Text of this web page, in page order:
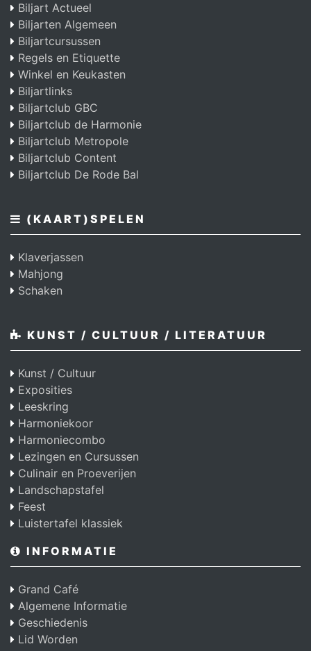
Biljart Actueel
Biljarten Algemeen
Biljartcursussen
Regels en Etiquette
Winkel en Keukasten
Biljartlinks
Biljartclub GBC
Biljartclub de Harmonie
Biljartclub Metropole
Biljartclub Content
Biljartclub De Rode Bal
(KAART)SPELEN
Klaverjassen
Mahjong
Schaken
KUNST / CULTUUR / LITERATUUR
Kunst / Cultuur
Exposities
Leeskring
Harmoniekoor
Harmoniecombo
Lezingen en Cursussen
Culinair en Proeverijen
Landschapstafel
Feest
Luistertafel klassiek
INFORMATIE
Grand Café
Algemene Informatie
Geschiedenis
Lid Worden